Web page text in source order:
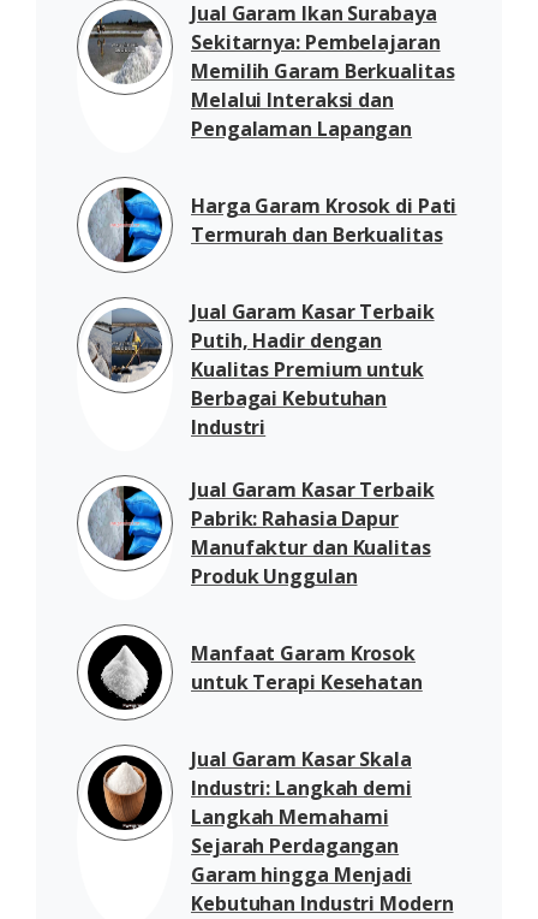
Jual Garam Ikan Surabaya
Sekitarnya: Pembelajaran
Memilih Garam Berkualitas
Melalui Interaksi dan
Pengalaman Lapangan
Harga Garam Krosok di Pati
Termurah dan Berkualitas
Jual Garam Kasar Terbaik
Putih, Hadir dengan
Kualitas Premium untuk
Berbagai Kebutuhan
Industri
Jual Garam Kasar Terbaik
Pabrik: Rahasia Dapur
Manufaktur dan Kualitas
Produk Unggulan
Manfaat Garam Krosok
untuk Terapi Kesehatan
Jual Garam Kasar Skala
Industri: Langkah demi
Langkah Memahami
Sejarah Perdagangan
Garam hingga Menjadi
Kebutuhan Industri Modern